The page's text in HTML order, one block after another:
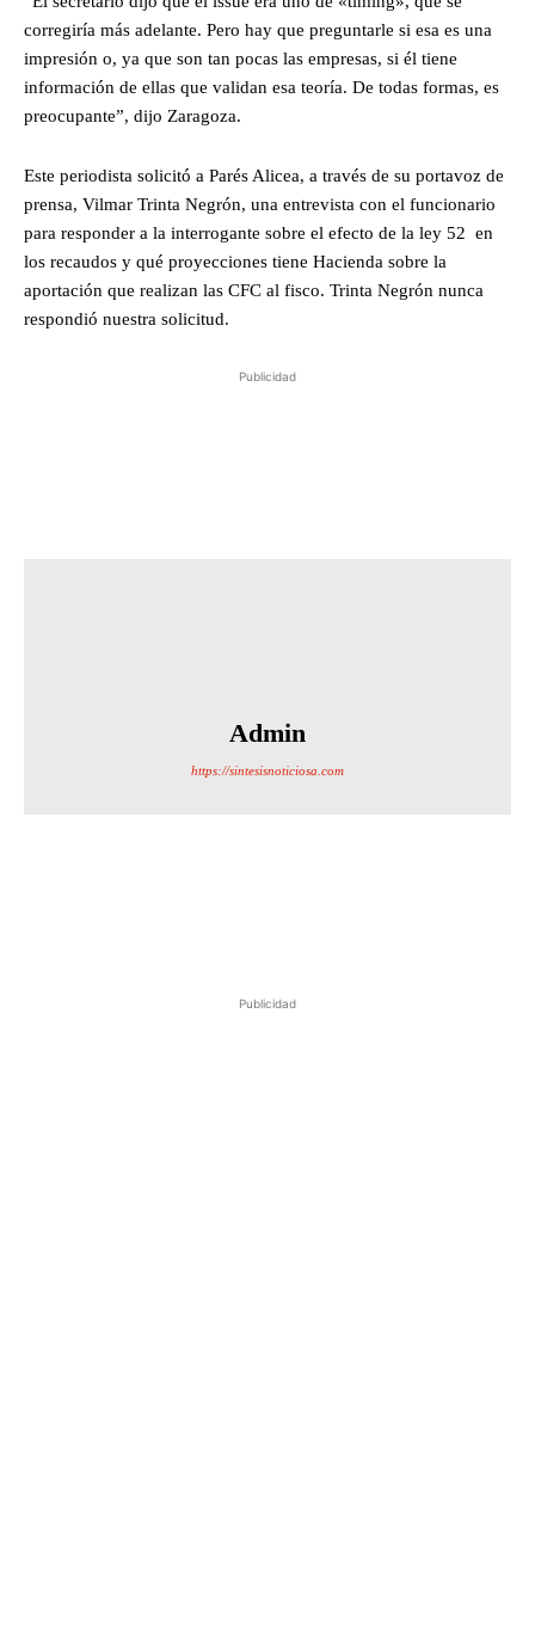
corregiría más adelante. Pero hay que preguntarle si esa es una
impresión o, ya que son tan pocas las empresas, si él tiene
información de ellas que validan esa teoría. De todas formas, es
preocupante”, dijo Zaragoza.
Este periodista solicitó a Parés Alicea, a través de su portavoz de
prensa, Vilmar Trinta Negrón, una entrevista con el funcionario
para responder a la interrogante sobre el efecto de la ley 52 en
los recaudos y qué proyecciones tiene Hacienda sobre la
aportación que realizan las CFC al fisco. Trinta Negrón nunca
respondió nuestra solicitud.
Publicidad
Admin
https://sintesisnoticiosa.com
Publicidad